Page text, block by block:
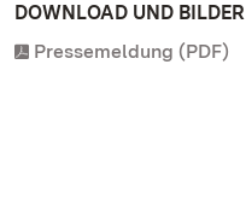
DOWNLOAD UND BILDER
Pressemeldung (PDF)